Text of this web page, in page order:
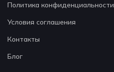
Политика конфиденциальности
Условия соглашения
Контакты
Блог